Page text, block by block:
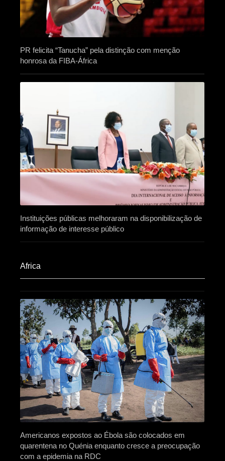
PR felicita “Tanucha” pela distinção com menção
honrosa da FIBA-África
Instituições públicas melhoraram na disponibilização de
informação de interesse público
Africa​
Americanos expostos ao Ébola são colocados em
quarentena no Quénia enquanto cresce a preocupação
com a epidemia na RDC